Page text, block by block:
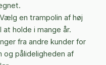
Vælg en trampolin af høj
holde i mange år.
fra andre kunder for
og pålideligheden af